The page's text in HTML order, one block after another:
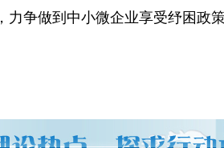
争做到中小微企业享受纾困政